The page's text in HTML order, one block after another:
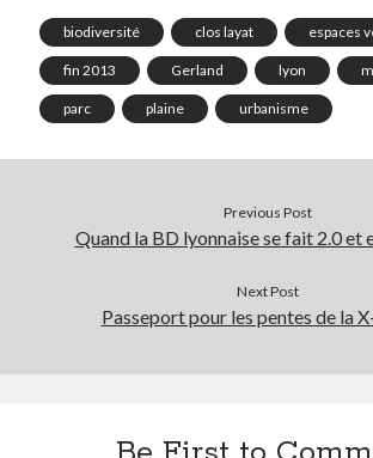
biodiversité clos layat espaces
fin 2013 Gerland lyon
parc plaine urbanisme
Previous Post
Quand la BD lyonnaise se fait 2.0 et
Next Post
Passeport pour les pentes de la